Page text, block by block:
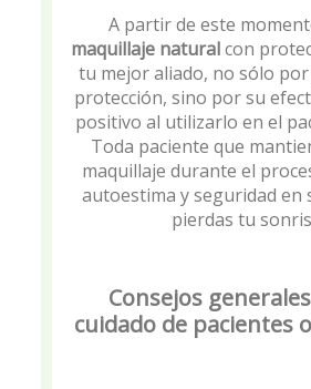
A partir de este
maquillaje naturalcon
tu mejor aliado, no sólo
protección, sino por su
positivo al utilizarlo en el
Toda paciente que
maquillaje durante el
autoestima y seguridad en
pierdas tu
Consejos
cuidado de pacientes